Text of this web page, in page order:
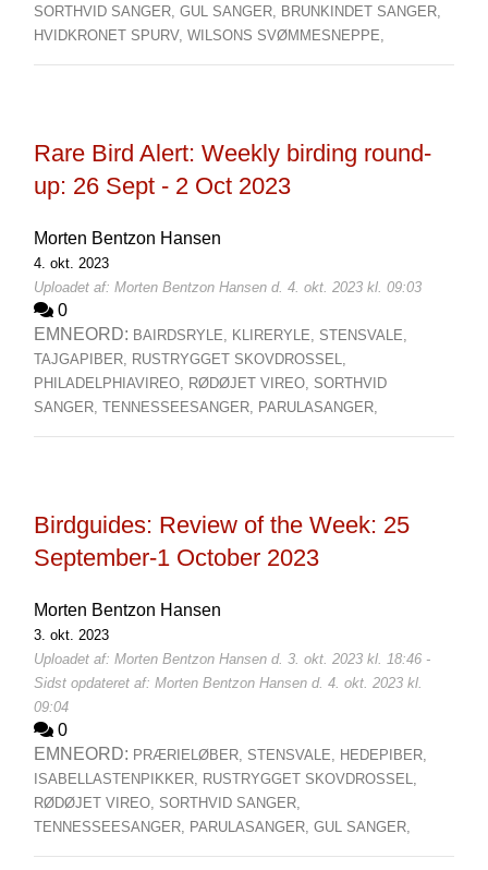
SORTHVID SANGER, GUL SANGER, BRUNKINDET SANGER,
HVIDKRONET SPURV, WILSONS SVØMMESNEPPE,
Rare Bird Alert: Weekly birding round-
up: 26 Sept - 2 Oct 2023
Morten Bentzon Hansen
4. okt. 2023
Uploadet af: Morten Bentzon Hansen d. 4. okt. 2023 kl. 09:03
0
EMNEORD: BAIRDSRYLE, KLIRERYLE, STENSVALE,
TAJGAPIBER, RUSTRYGGET SKOVDROSSEL,
PHILADELPHIAVIREO, RØDØJET VIREO, SORTHVID
SANGER, TENNESSEESANGER, PARULASANGER,
Birdguides: Review of the Week: 25
September-1 October 2023
Morten Bentzon Hansen
3. okt. 2023
Uploadet af: Morten Bentzon Hansen d. 3. okt. 2023 kl. 18:46 -
Sidst opdateret af: Morten Bentzon Hansen d. 4. okt. 2023 kl.
09:04
0
EMNEORD: PRÆRIELØBER, STENSVALE, HEDEPIBER,
ISABELLASTENPIKKER, RUSTRYGGET SKOVDROSSEL,
RØDØJET VIREO, SORTHVID SANGER,
TENNESSEESANGER, PARULASANGER, GUL SANGER,